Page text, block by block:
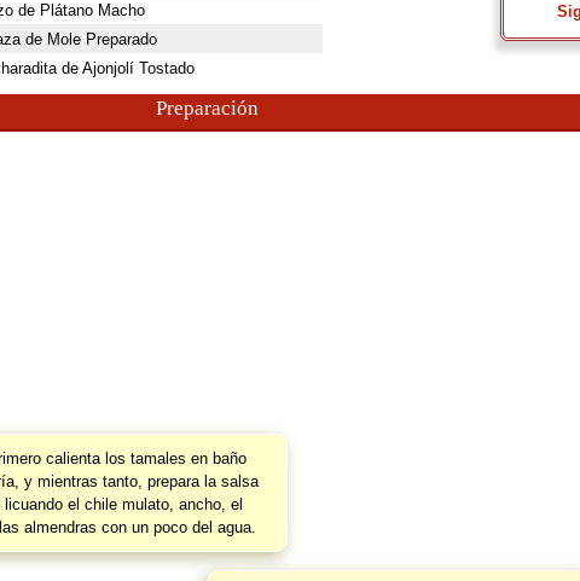
de Plátano Macho
de Mole Preparado
de Ajonjolí Tostado
Preparación
calienta los tamales en baño
y mientras tanto, prepara la salsa
licuando el chile mulato, ancho, el
almendras con un poco del agua.